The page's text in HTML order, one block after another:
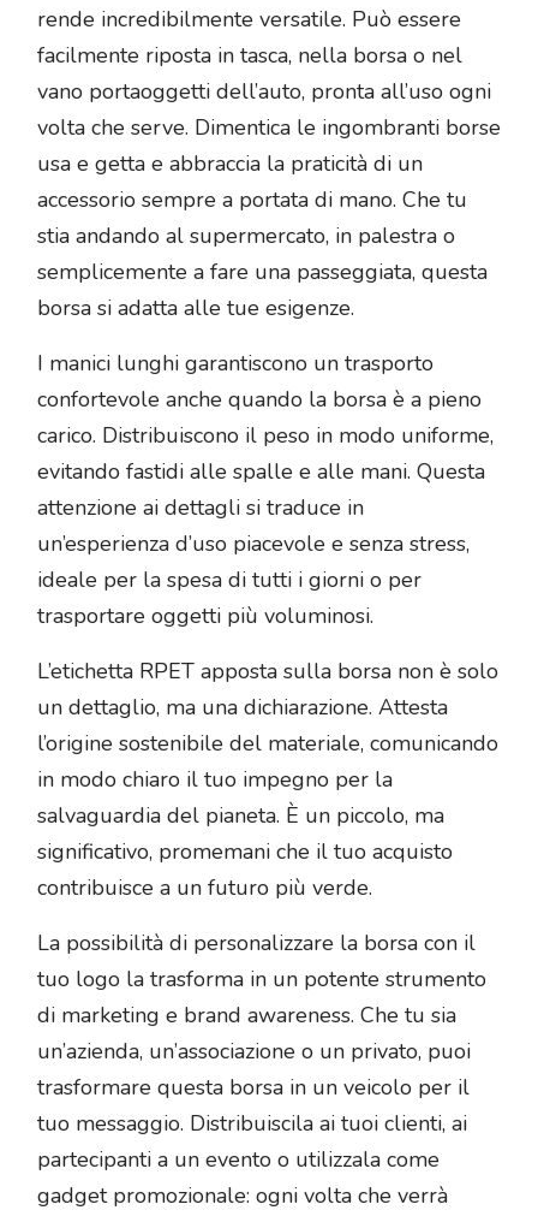
rende incredibilmente versatile. Può essere
facilmente riposta in tasca, nella borsa o nel
vano portaoggetti dell’auto, pronta all’uso ogni
volta che serve. Dimentica le ingombranti borse
usa e getta e abbraccia la praticità di un
accessorio sempre a portata di mano. Che tu
stia andando al supermercato, in palestra o
semplicemente a fare una passeggiata, questa
borsa si adatta alle tue esigenze.
I manici lunghi garantiscono un trasporto
confortevole anche quando la borsa è a pieno
carico. Distribuiscono il peso in modo uniforme,
evitando fastidi alle spalle e alle mani. Questa
attenzione ai dettagli si traduce in
un’esperienza d’uso piacevole e senza stress,
ideale per la spesa di tutti i giorni o per
trasportare oggetti più voluminosi.
L’etichetta RPET apposta sulla borsa non è solo
un dettaglio, ma una dichiarazione. Attesta
l’origine sostenibile del materiale, comunicando
in modo chiaro il tuo impegno per la
salvaguardia del pianeta. È un piccolo, ma
significativo, promemani che il tuo acquisto
contribuisce a un futuro più verde.
La possibilità di personalizzare la borsa con il
tuo logo la trasforma in un potente strumento
di marketing e brand awareness. Che tu sia
un’azienda, un’associazione o un privato, puoi
trasformare questa borsa in un veicolo per il
tuo messaggio. Distribuiscila ai tuoi clienti, ai
partecipanti a un evento o utilizzala come
gadget promozionale: ogni volta che verrà